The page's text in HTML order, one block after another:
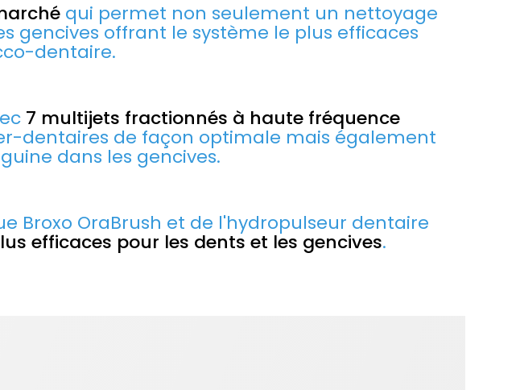
qui permet non seulement un nettoyage
gencives offrant le système le plus efficaces
dentaire.
7 multijets fractionnés à haute fréquence
dentaires de façon optimale mais également
dans les gencives.
Broxo OraBrush et de l'hydropulseur dentaire
efficaces pour les dents et les gencives.